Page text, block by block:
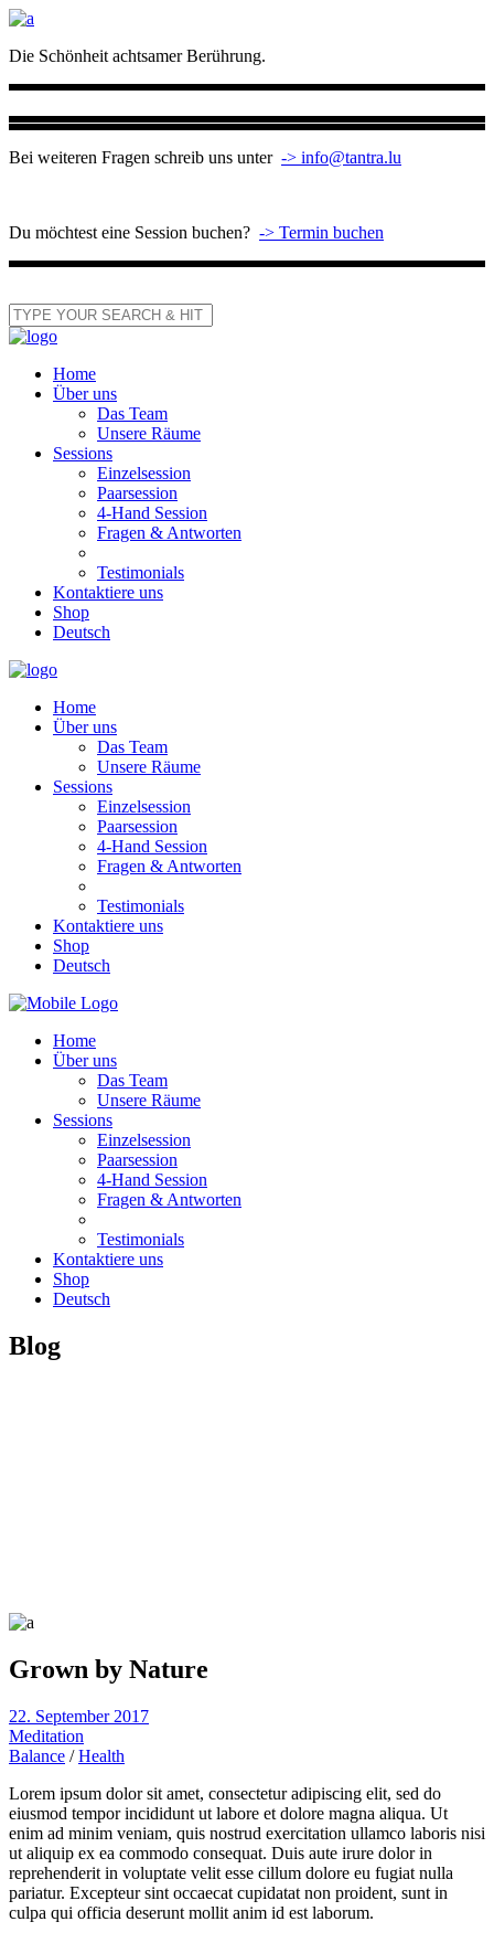
Die Schönheit achtsamer Berührung.
Bei weiteren Fragen schreib uns unter -> info@tantra.lu
Du möchtest eine Session buchen? -> Termin buchen
Home
Über uns
Das Team
Unsere Räume
Sessions
Einzelsession
Paarsession
4-Hand Session
Fragen & Antworten
Testimonials
Kontaktiere uns
Shop
Deutsch
Home
Über uns
Das Team
Unsere Räume
Sessions
Einzelsession
Paarsession
4-Hand Session
Fragen & Antworten
Testimonials
Kontaktiere uns
Shop
Deutsch
Home
Über uns
Das Team
Unsere Räume
Sessions
Einzelsession
Paarsession
4-Hand Session
Fragen & Antworten
Testimonials
Kontaktiere uns
Shop
Deutsch
Blog
Grown by Nature
22. September 2017
Meditation
Balance /Health
Lorem ipsum dolor sit amet, consectetur adipiscing elit, sed do
eiusmod tempor incididunt ut labore et dolore magna aliqua. Ut
enim ad minim veniam, quis nostrud exercitation ullamco laboris nisi
ut aliquip ex ea commodo consequat. Duis aute irure dolor in
reprehenderit in voluptate velit esse cillum dolore eu fugiat nulla
pariatur. Excepteur sint occaecat cupidatat non proident, sunt in
culpa qui officia deserunt mollit anim id est laborum.